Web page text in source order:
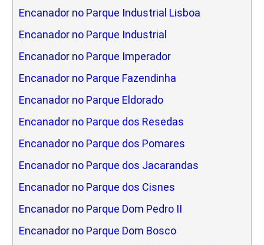
Encanador no Parque Industrial Lisboa
Encanador no Parque Industrial
Encanador no Parque Imperador
Encanador no Parque Fazendinha
Encanador no Parque Eldorado
Encanador no Parque dos Resedas
Encanador no Parque dos Pomares
Encanador no Parque dos Jacarandas
Encanador no Parque dos Cisnes
Encanador no Parque Dom Pedro II
Encanador no Parque Dom Bosco